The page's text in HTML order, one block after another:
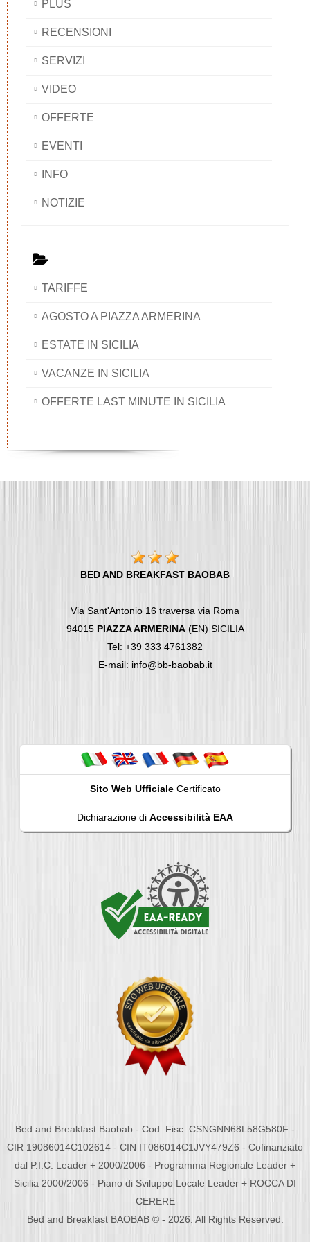
PLUS
RECENSIONI
SERVIZI
VIDEO
OFFERTE
EVENTI
INFO
NOTIZIE
TARIFFE
AGOSTO A PIAZZA ARMERINA
ESTATE IN SICILIA
VACANZE IN SICILIA
OFFERTE LAST MINUTE IN SICILIA
BED AND BREAKFAST BAOBAB
Via Sant'Antonio 16 traversa via Roma
94015 PIAZZA ARMERINA(EN) SICILIA
Tel: +39 333 4761382
E-mail: info@bb-baobab.it
Sito Web UfficialeCertificato
Dichiarazione di Accessibilità EAA
Bed and Breakfast Baobab - Cod. Fisc. CSNGNN68L58G580F -
CIR 19086014C102614 - CIN IT086014C1JVY479Z6 - Cofinanziato
dal P.I.C. Leader + 2000/2006 - Programma Regionale Leader +
Sicilia 2000/2006 - Piano di Sviluppo Locale Leader + ROCCA DI
CERERE
Bed and Breakfast BAOBAB © - 2026. All Rights Reserved.